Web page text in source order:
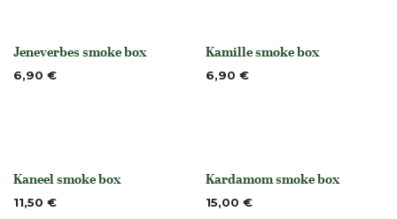
None
Jeneverbes smoke box
6,90 € None
Kamille smoke box
6,90 €
None
Kaneel smoke box
11,50 € None
Kardamom smoke box
15,00 €